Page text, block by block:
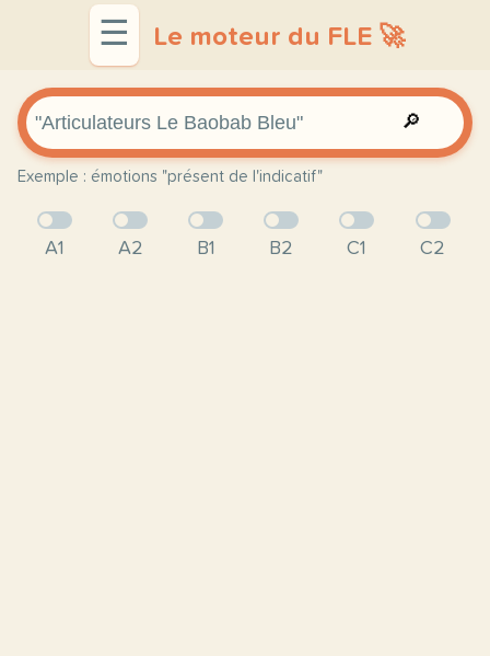
☰ Le moteur du FLE 🚀
🔎
Exemple : émotions "présent de l'indicatif"
A1 A2 B1 B2 C1 C2